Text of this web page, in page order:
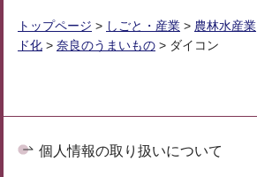
トップページ > しごと・産業 > 農林水産業
ド化 > 奈良のうまいもの > ダイコン
個人情報の取り扱いについて